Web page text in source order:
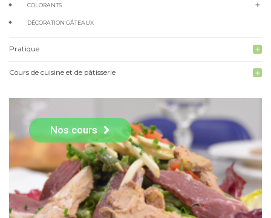
COLORANTS add
DÉCORATION GÂTEAUX
Pratique add
Cours de cuisine et de pâtisserie add
Nos cours